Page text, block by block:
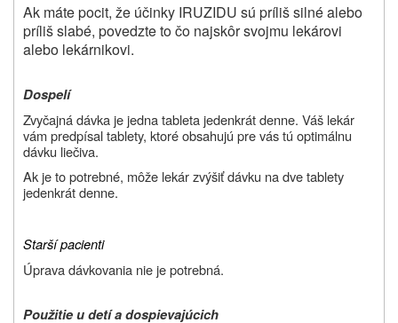
Ak máte pocit, že účinky IRUZIDU sú príliš silné alebo
príliš slabé, povedzte to čo najskôr svojmu lekárovi
alebo lekárnikovi.
Dospelí
Zvyčajná dávka je jedna tableta jedenkrát denne. Váš lekár
vám predpísal tablety, ktoré obsahujú pre vás tú optimálnu
dávku liečiva.
Ak je to potrebné, môže lekár zvýšiť dávku na dve tablety
jedenkrát denne.
Starší pacienti
Úprava dávkovania nie je potrebná.
Použitie u detí a dospievajúcich